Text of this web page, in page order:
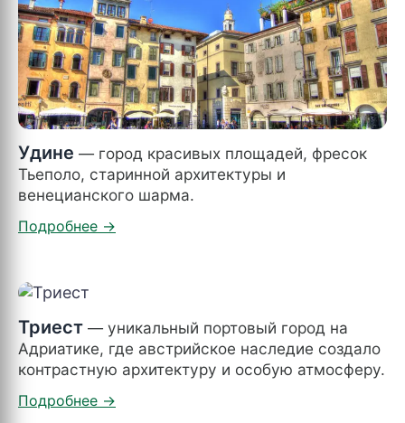
Удине — город красивых площадей, фресок
Тьеполо, старинной архитектуры и
венецианского шарма.
Триест — уникальный портовый город на
Адриатике, где австрийское наследие создало
контрастную архитектуру и особую атмосферу.